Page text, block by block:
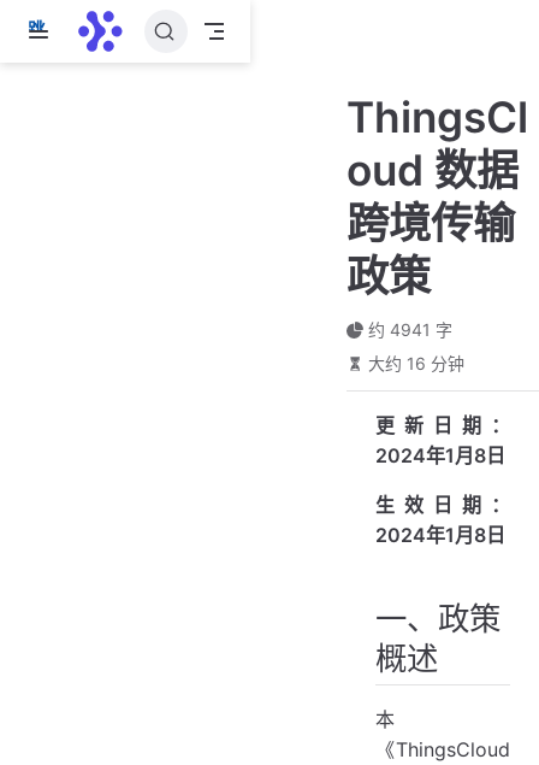
跳
ThingsCl
oud 数据
跨境传输
政策
约 4941 字
大约 16 分钟
更新日期：
2024年1月8日
生效日期：
2024年1月8日
一、政策
概述
本
《ThingsCloud